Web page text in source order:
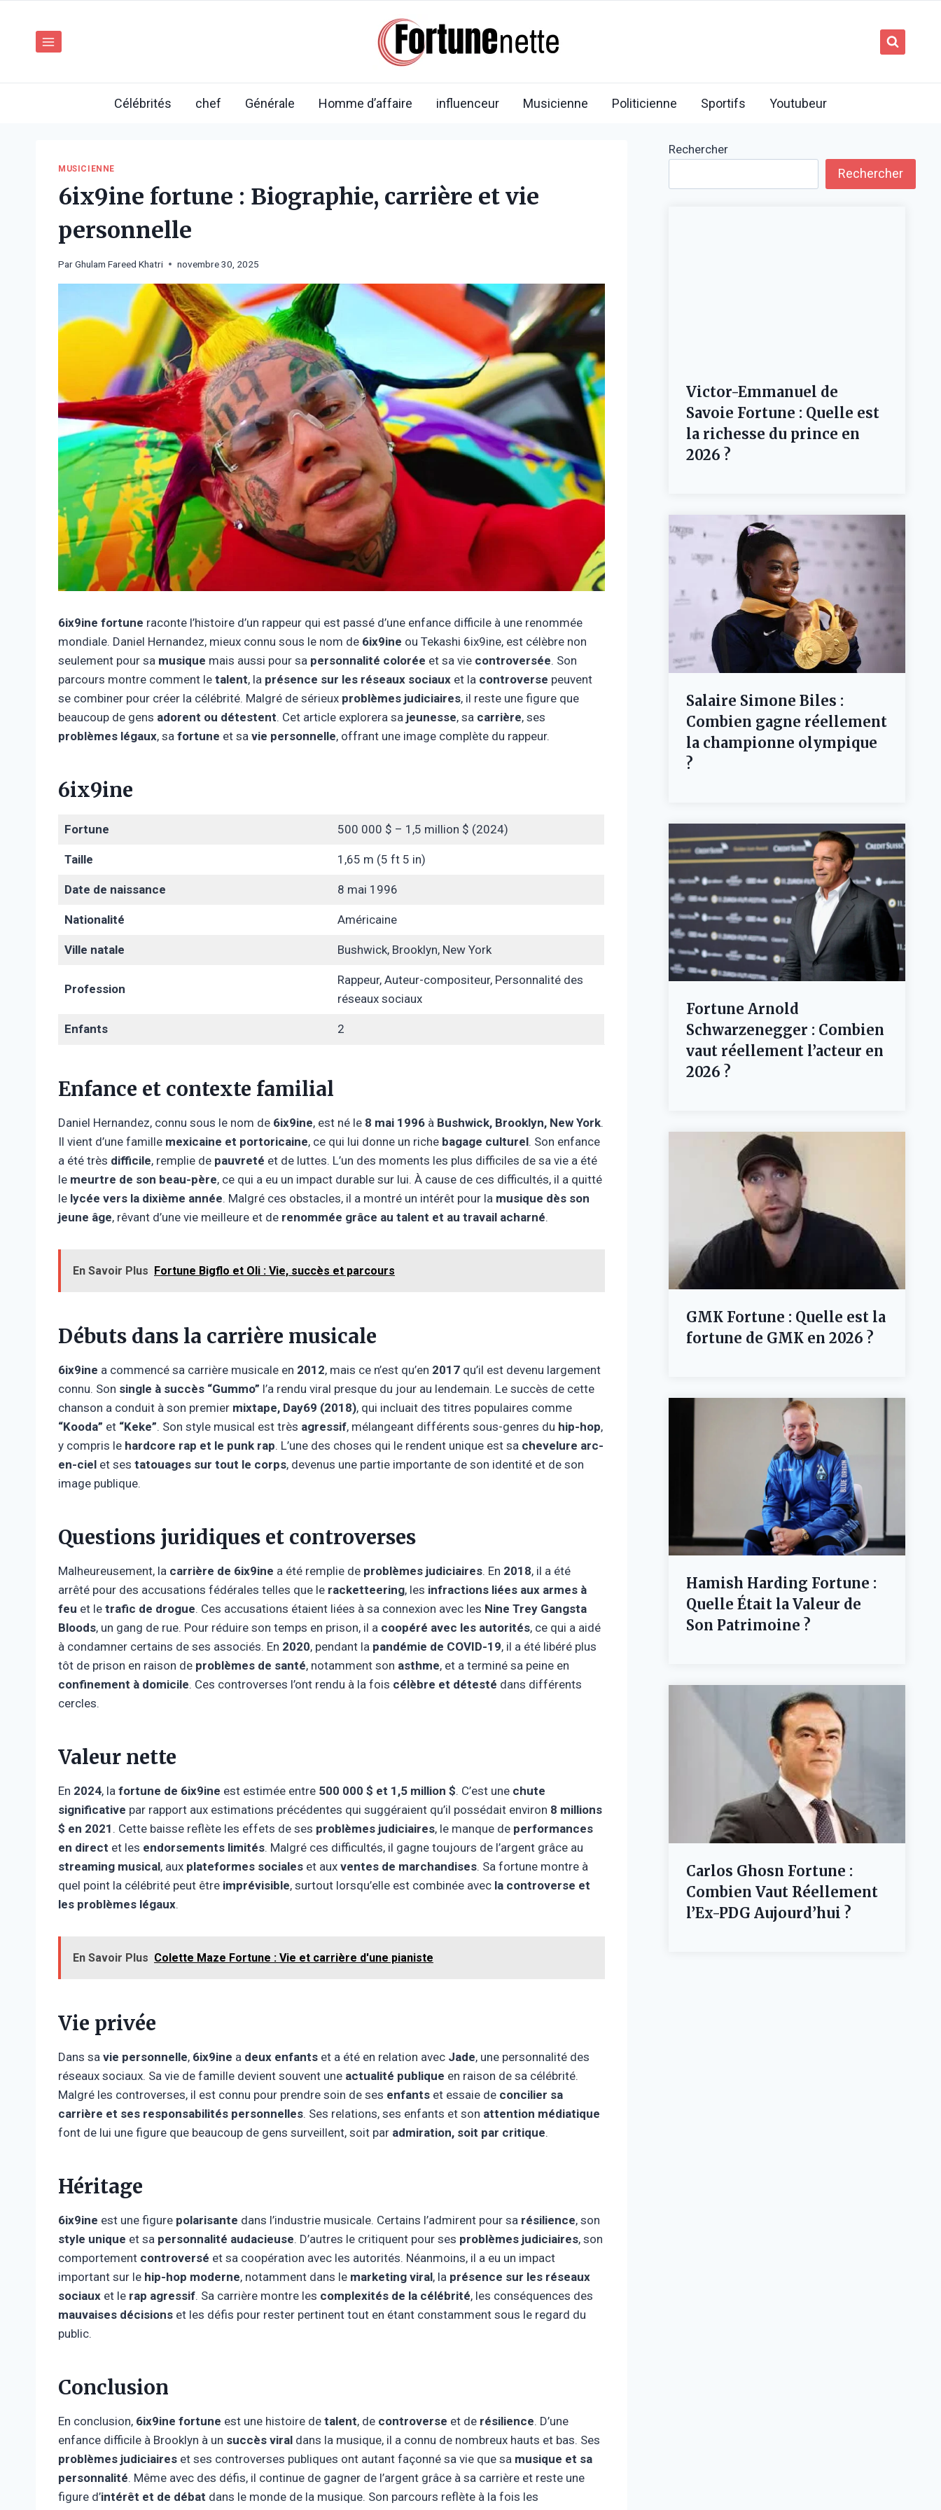
Célébrités chef Générale Homme d’affaire influenceur Musicienne Politicienne Sportifs Youtubeur
MUSICIENNE
6ix9ine fortune : Biographie, carrière et vie
personnelle
ParGhulam Fareed Khatri novembre 30, 2025
6ix9ine fortune raconte l’histoire d’un rappeur qui est passé d’une enfance difficile à une renommée
mondiale. Daniel Hernandez, mieux connu sous le nom de 6ix9ine ou Tekashi 6ix9ine, est célèbre non
seulement pour sa musique mais aussi pour sa personnalité colorée et sa vie controversée. Son
parcours montre comment le talent, la présence sur les réseaux sociaux et la controverse peuvent
se combiner pour créer la célébrité. Malgré de sérieux problèmes judiciaires, il reste une figure que
beaucoup de gens adorent ou détestent. Cet article explorera sa jeunesse, sa carrière, ses
problèmes légaux, sa fortune et sa vie personnelle, offrant une image complète du rappeur.
6ix9ine
Fortune 500 000 $ – 1,5 million $ (2024)
Taille 1,65 m (5 ft 5 in)
Date de naissance 8 mai 1996
Nationalité Américaine
Ville natale Bushwick, Brooklyn, New York
Profession
Rappeur, Auteur-compositeur, Personnalité des
réseaux sociaux
Enfants 2
Enfance et contexte familial
Daniel Hernandez, connu sous le nom de 6ix9ine, est né le 8 mai 1996 à Bushwick, Brooklyn, New York.
Il vient d’une famille mexicaine et portoricaine, ce qui lui donne un riche bagage culturel. Son enfance
a été très difficile, remplie de pauvreté et de luttes. L’un des moments les plus difficiles de sa vie a été
le meurtre de son beau-père, ce qui a eu un impact durable sur lui. À cause de ces difficultés, il a quitté
le lycée vers la dixième année. Malgré ces obstacles, il a montré un intérêt pour la musique dès son
jeune âge, rêvant d’une vie meilleure et de renommée grâce au talent et au travail acharné.
En Savoir Plus Fortune Bigflo et Oli : Vie, succès et parcours
Débuts dans la carrière musicale
6ix9ine a commencé sa carrière musicale en 2012, mais ce n’est qu’en 2017 qu’il est devenu largement
connu. Son single à succès “Gummo” l’a rendu viral presque du jour au lendemain. Le succès de cette
chanson a conduit à son premier mixtape, Day69 (2018), qui incluait des titres populaires comme
“Kooda” et “Keke”. Son style musical est très agressif, mélangeant différents sous-genres du hip-hop,
y compris le hardcore rap et le punk rap. L’une des choses qui le rendent unique est sa chevelure arc-
en-ciel et ses tatouages sur tout le corps, devenus une partie importante de son identité et de son
image publique.
Questions juridiques et controverses
Malheureusement, la carrière de 6ix9ine a été remplie de problèmes judiciaires. En 2018, il a été
arrêté pour des accusations fédérales telles que le racketteering, les infractions liées aux armes à
feu et le trafic de drogue. Ces accusations étaient liées à sa connexion avec les Nine Trey Gangsta
Bloods, un gang de rue. Pour réduire son temps en prison, il a coopéré avec les autorités, ce qui a aidé
à condamner certains de ses associés. En 2020, pendant la pandémie de COVID-19, il a été libéré plus
tôt de prison en raison de problèmes de santé, notamment son asthme, et a terminé sa peine en
confinement à domicile. Ces controverses l’ont rendu à la fois célèbre et détesté dans différents
cercles.
Valeur nette
En 2024, la fortune de 6ix9ine est estimée entre 500 000 $ et 1,5 million $. C’est une chute
significative par rapport aux estimations précédentes qui suggéraient qu’il possédait environ 8 millions
$ en 2021 . Cette baisse reflète les effets de ses problèmes judiciaires, le manque de performances
en direct et les endorsements limités. Malgré ces difficultés, il gagne toujours de l’argent grâce au
streaming musical, aux plateformes sociales et aux ventes de marchandises. Sa fortune montre à
quel point la célébrité peut être imprévisible, surtout lorsqu’elle est combinée avec la controverse et
les problèmes légaux.
En Savoir Plus Colette Maze Fortune : Vie et carrière d'une pianiste
Vie privée
Dans sa vie personnelle, 6ix9ine a deux enfants et a été en relation avec Jade, une personnalité des
réseaux sociaux. Sa vie de famille devient souvent une actualité publique en raison de sa célébrité.
Malgré les controverses, il est connu pour prendre soin de ses enfants et essaie de concilier sa
carrière et ses responsabilités personnelles. Ses relations, ses enfants et son attention médiatique
font de lui une figure que beaucoup de gens surveillent, soit par admiration, soit par critique.
Héritage
6ix9ine est une figure polarisante dans l’industrie musicale. Certains l’admirent pour sa résilience, son
style unique et sa personnalité audacieuse. D’autres le critiquent pour ses problèmes judiciaires, son
comportement controversé et sa coopération avec les autorités. Néanmoins, il a eu un impact
important sur le hip-hop moderne, notamment dans le marketing viral, la présence sur les réseaux
sociaux et le rap agressif. Sa carrière montre les complexités de la célébrité, les conséquences des
mauvaises décisions et les défis pour rester pertinent tout en étant constamment sous le regard du
public.
Conclusion
En conclusion, 6ix9ine fortune est une histoire de talent, de controverse et de résilience. D’une
enfance difficile à Brooklyn à un succès viral dans la musique, il a connu de nombreux hauts et bas. Ses
problèmes judiciaires et ses controverses publiques ont autant façonné sa vie que sa musique et sa
personnalité. Même avec des défis, il continue de gagner de l’argent grâce à sa carrière et reste une
figure d’intérêt et de débat dans le monde de la musique. Son parcours reflète à la fois les
Rechercher
Rechercher
Victor-Emmanuel de
Savoie Fortune : Quelle est
la richesse du prince en
2026 ?
Salaire Simone Biles :
Combien gagne réellement
la championne olympique
?
Fortune Arnold
Schwarzenegger : Combien
vaut réellement l’acteur en
2026 ?
GMK Fortune : Quelle est la
fortune de GMK en 2026 ?
Hamish Harding Fortune :
Quelle Était la Valeur de
Son Patrimoine ?
Carlos Ghosn Fortune :
Combien Vaut Réellement
l’Ex-PDG Aujourd’hui ?